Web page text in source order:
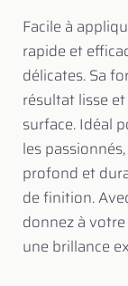
Facile à
rapide et
délicates. Sa
résultat lisse
surface. Idéal
les
profond et
de finition.
donnez à
une brillance